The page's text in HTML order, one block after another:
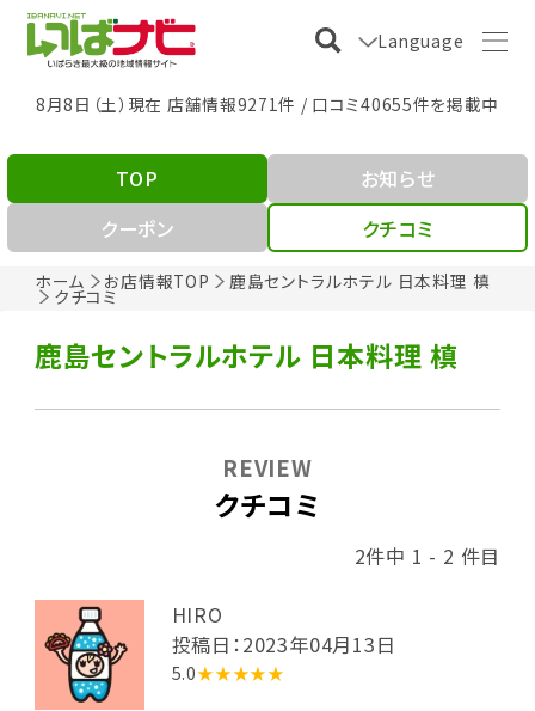
Language
8月8日（土）現在 店舗情報9271件 / 口コミ40655件を掲載中
ホーム お店情報TOP 鹿島セントラルホテル 日本料理 槙
クチコミ
TOP
お知らせ
クーポン
クチコミ
鹿島セントラルホテル 日本料理 槙
クチコミ
REVIEW
2件中 1 - 2 件目
HIRO
投稿日：2023年04月13日
5.0★★★★★